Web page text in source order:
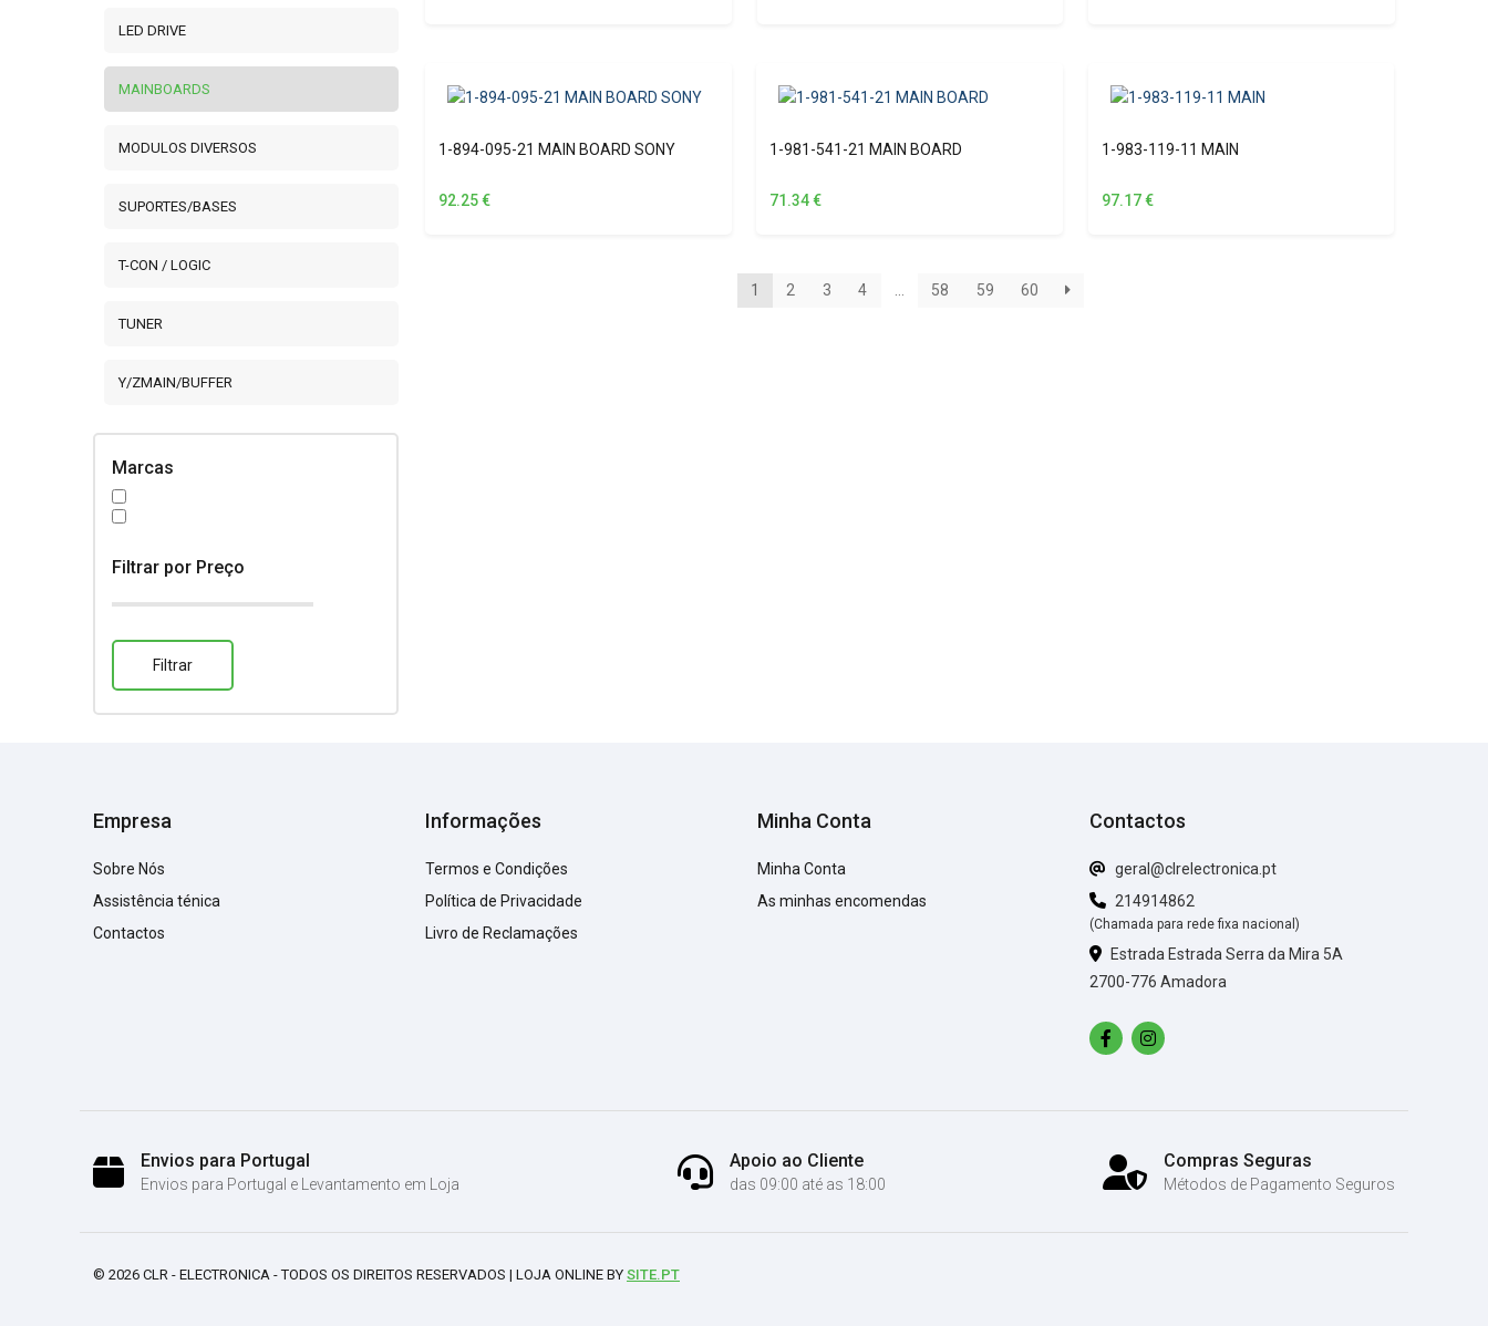
61.99 €.
44.28 €.
1-894-095-21 MAIN BOARD SONY
92.25€
1-981-541-21 MAIN BOARD
71.34€
1-983-119-11 MAIN
97.17€
1 2 3 4 … 58 59 60
LED DRIVE
MAINBOARDS
MODULOS DIVERSOS
SUPORTES/BASES
T-CON / LOGIC
TUNER
Y/ZMAIN/BUFFER
Marcas
Filtrar por Preço
Empresa
Sobre Nós
Assistência ténica
Contactos
Informações
Termos e Condições
Política de Privacidade
Livro de Reclamações
Minha Conta
Minha Conta
As minhas encomendas
Contactos
geral@clrelectronica.pt
214914862
(Chamada para rede fixa nacional)
Estrada Estrada Serra da Mira 5A
2700-776 Amadora
Envios para Portugal
Envios para Portugal e Levantamento em Loja
Apoio ao Cliente
das 09:00 até as 18:00
Compras Seguras
Métodos de Pagamento Seguros
© 2026 CLR - ELECTRONICA - TODOS OS DIREITOS RESERVADOS | LOJA ONLINE BY SITE.PT